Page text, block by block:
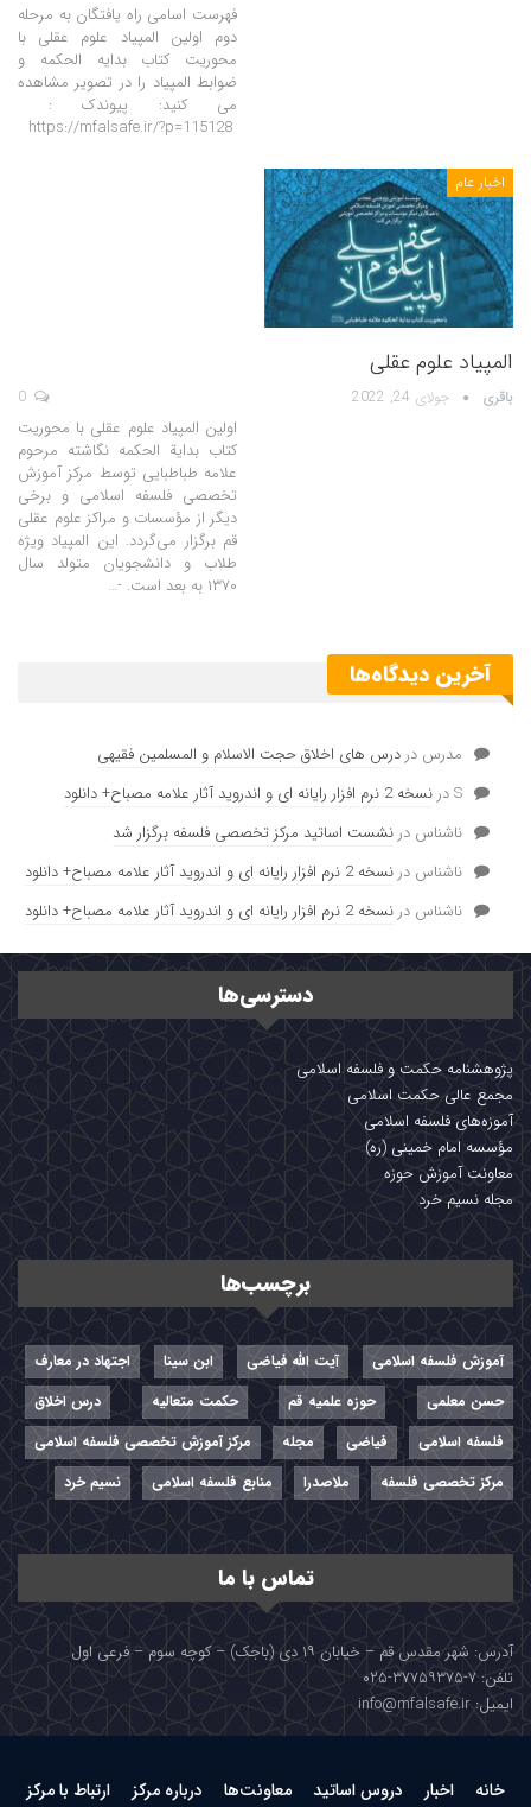
فهرست اسامی راه یافتگان به مرحله
دوم اولین المپیاد علوم عقلی با
محوریت کتاب بدایه الحکمه و
ضوابط المپیاد را در تصویر مشاهده
می کنید: پیوندک :
اخبار عام
المپیاد علوم عقلی
باقری جولای 24, 2022
اولین المپیاد علوم عقلی با محوریت
کتاب بدایة الحکمه نگاشته مرحوم
علامه طباطبایی توسط مرکز آموزش
تخصصی فلسفه اسلامی و برخی
دیگر از مؤسسات و مراکز علوم عقلی
قم برگزار می‌گردد. این المپیاد ویژه
طلاب و دانشجویان متولد سال
۱۳۷۰ به بعد است. -…
آخرین دیدگاه‌ها
مدرس در درس های اخلاق حجت الاسلام و المسلمین فقیهی
Sدر نسخه 2 نرم افزار رایانه ای و اندروید آثار علامه مصباح+ دانلود
ناشناس در نشست اساتید مرکز تخصصی فلسفه برگزار شد
ناشناس در نسخه 2 نرم افزار رایانه ای و اندروید آثار علامه مصباح+ دانلود
ناشناس در نسخه 2 نرم افزار رایانه ای و اندروید آثار علامه مصباح+ دانلود
دسترسی‌ها
پژوهشنامه حکمت و فلسفه اسلامی
مجمع عالی حکمت اسلامی
آموزه‌های فلسفه اسلامی
مؤسسه امام خمینی (ره)
معاونت آموزش حوزه
مجله نسیم خرد
برچسب‌ها
آموزش فلسفه اسلامی آیت الله فیاضی ابن سینا
اجتهاد در معارف
حسن معلمی
حوزه علمیه قم حکمت متعالیه
درس اخلاق
فلسفه اسلامی
فیاضی مجله
مرکز آموزش تخصصی فلسفه اسلامی
مرکز تخصصی فلسفه
ملاصدرا منابع فلسفه اسلامی نسیم خرد
تماس با ما
آدرس: شهر مقدس قم – خیابان ۱۹ دی (باجک) – کوچه سوم – فرعی اول
تلفن: ۷-۳۷۷۵۹۳۷۵-۰۲۵
ایمیل: info@mfalsafe.ir
خانه اخبار دروس اساتید معاونت‌ها درباره مرکز ارتباط با مرکز